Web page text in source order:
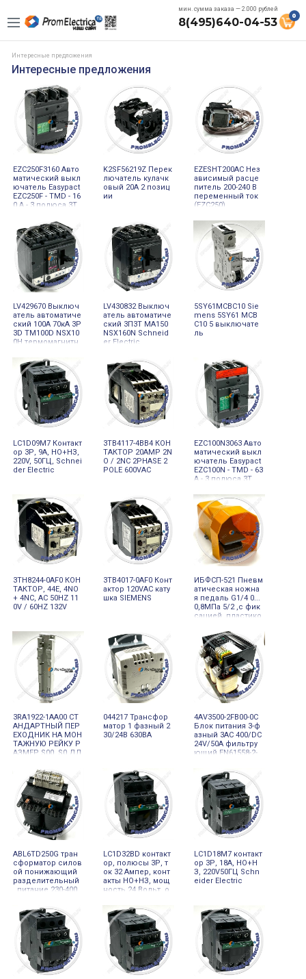
мин. сумма заказа — 2.000 рублей
8(495)640-04-53 0
Интересные предложения
Интересные предложения
EZC250F3160 Авто
матический выкл
ючатель Easypact
EZC250F - TMD - 16
0 A - 3 полюса 3Т
K2SF56219Z Перек
лючатель кулачк
овый 20А 2 позиц
ии
EZESHT200AC Нез
ависимый расце
питель 200-240 В
переменный ток
(EZC250)
LV429670 Выключ
атель автоматиче
ский 100А 70кА 3P
3D TM100D NSX10
0H термомагнитн
Schneider Electric
LV430832 Выключ
атель автоматиче
ский 3П3T MA150
NSX160N Schneid
er Electric
5SY61MCBC10 Sie
mens 5SY61 MCB
C10 5 выключате
ль
LC1D09M7 Контакт
ор 3Р, 9A, НО+НЗ,
220V, 50ГЦ, Schnei
der Electric
3TB4117-4BB4 КОН
ТАКТОР 20AMP 2N
O / 2NC 2PHASE 2
POLE 600VAC
EZC100N3063 Авто
матический выкл
ючатель Easypact
EZC100N - TMD - 63
A - 3 полюса 3Т
3TH8244-0AF0 КОН
ТАКТОР, 44E, 4NO
+ 4NC, AC 50HZ 11
0V / 60HZ 132V
3TB4017-0AF0 Конт
актор 120VAC кату
шка SIEMENS
ИБФСП-521 Пневм
атическая ножна
я педаль G1/4 0...
0,8МПа 5/2 ,с фик
сацией, пластико
3RA1922-1AA00 СТ
АНДАРТНЫЙ ПЕР
ЕХОДНИК НА МОН
ТАЖНУЮ РЕЙКУ Р
АЗМЕР S00, S0 ДЛ
О КРЕПЛЕНИЯ ВЫ
КЛЮЧАТЕЛЯ
044217 Трансфор
матор 1 фазный 2
30/24В 630ВА
4AV3500-2FB00-0C
Блок питания 3-ф
азный 3AC 400/DC
24V/50A фильтру
ющий EN61558-2-
интовое присоед
инение
ABL6TD250G тран
сформатор силов
ой понижающий
разделительный
, питание 230-400
напряжение 2X11
5 Вольт
LC1D32BD контакт
ор, полюсы 3Р, т
ок 32 Aмпер, конт
акты НО+НЗ, мощ
ность 24 Вольт, о
ectric
LC1D18M7 контакт
ор 3Р, 18A, НО+Н
З, 220V50ГЦ Schn
eider Electric